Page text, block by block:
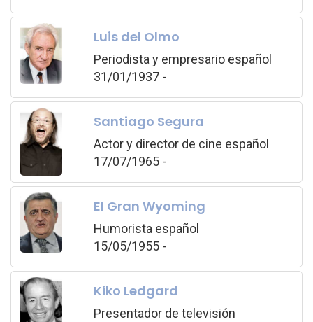
Luis del Olmo
Periodista y empresario español
31/01/1937 -
Santiago Segura
Actor y director de cine español
17/07/1965 -
El Gran Wyoming
Humorista español
15/05/1955 -
Kiko Ledgard
Presentador de televisión